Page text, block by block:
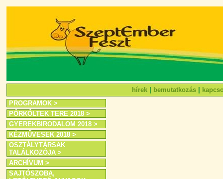
hírek bemutatkozás
PROGRAMOK >
PÖRKÖLTEK TERE 2018 >
GYEREKBIRODALOM 2018 >
KÉZMŰVESEK 2018 >
OSZTÁLYTÁRSAK
TALÁLKOZÓJA >
ARCHÍVUM >
SAJTÓSZOBA,